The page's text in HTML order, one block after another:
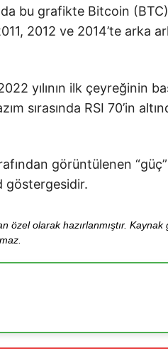
bu grafikte Bitcoin
2012 ve 2014’te arka
yılının ilk çeyreğinin
sırasında RSI 70’in
görüntülenen
göstergesidir.
özel olarak hazırlanmıştır.